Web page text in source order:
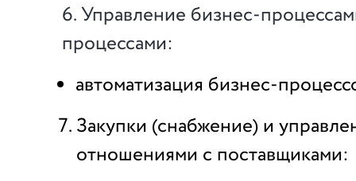
6. Управление бизнес-
процессами:
автоматизация бизнес-
Закупки (снабжение) и
отношениями с поставщиками: